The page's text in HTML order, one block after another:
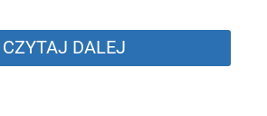
CZYTAJ DALEJ